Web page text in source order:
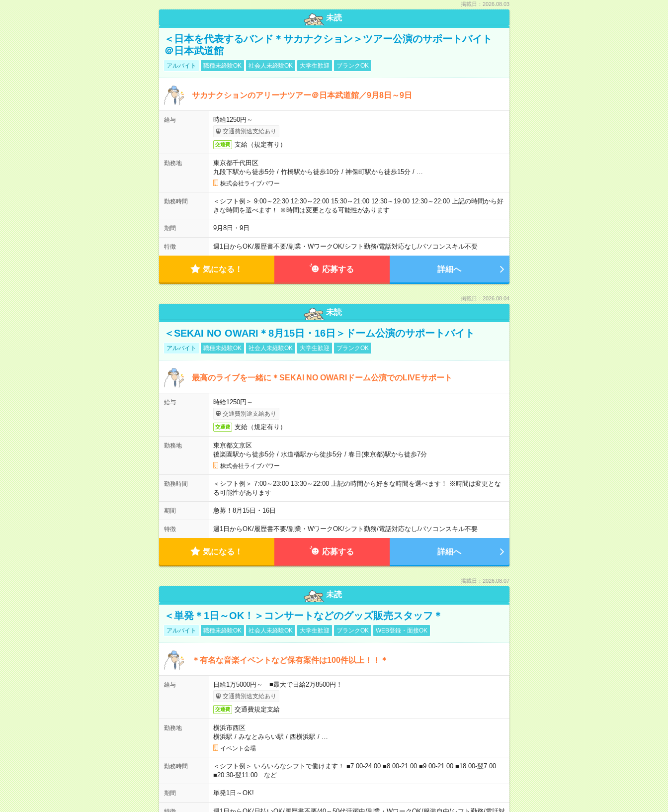
掲載日：2026.08.03
未読
＜日本を代表するバンド＊サカナクション＞ツアー公演のサポートバイト
＠日本武道館
アルバイト 職種未経験OK 社会人未経験OK 大学生歓迎 ブランクOK
サカナクションのアリーナツアー＠日本武道館／9月8日～9日
給与 時給1250円～
交通費別途支給あり
交通費 支給（規定有り）
勤務地
東京都千代田区
九段下駅から徒歩5分/ 竹橋駅から徒歩10分/ 神保町駅から徒歩15分/
株式会社ライブパワー
勤務時間
＜シフト例＞ 9:00～22:30 12:30～22:00 15:30～21:00 12:30～19:00 12:30～22:00 上記の時間から好
きな時間を選べます！ ※時間は変更となる可能性があります
期間 9月8日・9日
特徴 週1日からOK/履歴書不要/副業・WワークOK/シフト勤務/電話対応なし/パソコンスキル不要
気になる！ 応募する 詳細へ
掲載日：2026.08.04
未読
＜SEKAI NO OWARI＊8月15日・16日＞ドーム公演のサポートバイト
アルバイト 職種未経験OK 社会人未経験OK 大学生歓迎 ブランクOK
最高のライブを一緒に＊SEKAI NO OWARIドーム公演でのLIVEサポート
給与 時給1250円～
交通費別途支給あり
交通費 支給（規定有り）
勤務地
東京都文京区
後楽園駅から徒歩5分/ 水道橋駅から徒歩5分/ 春日(東京都)駅から徒歩7分
株式会社ライブパワー
勤務時間
＜シフト例＞ 7:00～23:00 13:30～22:00 上記の時間から好きな時間を選べます！ ※時間は変更とな
る可能性があります
期間 急募！8月15日・16日
特徴 週1日からOK/履歴書不要/副業・WワークOK/シフト勤務/電話対応なし/パソコンスキル不要
気になる！ 応募する 詳細へ
掲載日：2026.08.07
未読
＜単発＊1日～OK！＞コンサートなどのグッズ販売スタッフ＊
アルバイト 職種未経験OK 社会人未経験OK 大学生歓迎 ブランクOK WEB登録・面接OK
＊有名な音楽イベントなど保有案件は100件以上！！＊
給与 日給1万5000円～ ■最大で日給2万8500円！
交通費別途支給あり
交通費 交通費規定支給
勤務地
横浜市西区
横浜駅 / みなとみらい駅 / 西横浜駅 /
イベント会場
勤務時間
＜シフト例＞ いろいろなシフトで働けます！ ■7:00-24:00 ■8:00-21:00 ■9:00-21:00 ■18:00-翌7:00
■20:30-翌11:00 など
期間 単発1日～OK!